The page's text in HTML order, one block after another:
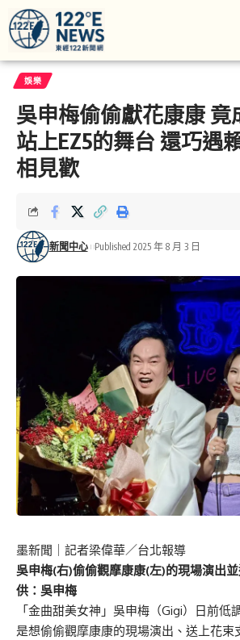
娛樂
吳申梅偷偷獻花康康 竟
站上EZ5的舞台 還巧遇
相見歡
新聞中心 Published 2025 年 8 月 3 日
墨新聞
｜記者梁偉華／台北報導
吳申梅(右)偷偷觀摩康康(左)的現場演出
供：吳申梅
「金曲甜美女神」吳申梅（Gigi）日前低
是想偷偷觀摩康康的現場演出、送上花束